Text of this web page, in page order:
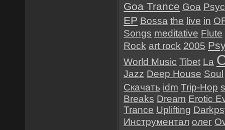
Goa Trance Goa
EP Bossa the live in
Songs meditative Flute
Rock art rock 2005
World Music Tibet La
Jazz Deep House Soul
Скачать idm Trip-Hop
Breaks Dream Erotic
Trance Uplifting
Инструментал олег